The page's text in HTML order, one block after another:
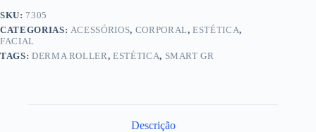
SKU: 7305
CATEGORIAS: ACESSÓRIOS, CORPORAL,ESTÉTICA,
FACIAL
TAGS: DERMA ROLLER,ESTÉTICA, SMART GR
Descrição